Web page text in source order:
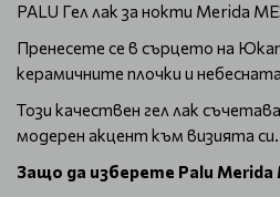
PALU Гел лак за нокти Merida
Пренесете се в сърцето на
керамичните плочки и
Този качествен гел лак
модерен акцент към визията
Защо да изберете Palu Merida